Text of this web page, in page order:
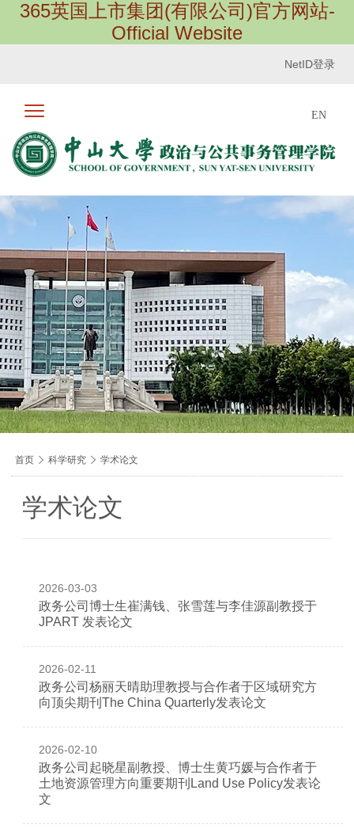
365英国上市集团(有限公司)官方网站-
Official Website
NetID登录
EN
导
航
痕
迹
首页  科学研究  学术论文
学术论文
2026-03-03
政务公司博士生崔满钱、张雪莲与李佳源副教授于
JPART 发表论文
2026-02-11
政务公司杨丽天晴助理教授与合作者于区域研究方
向顶尖期刊The China Quarterly发表论文
2026-02-10
政务公司起晓星副教授、博士生黄巧媛与合作者于
土地资源管理方向重要期刊Land Use Policy发表论
文